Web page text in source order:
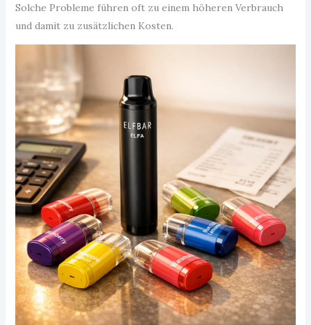
Solche Probleme führen oft zu einem höheren Verbrauch
und damit zu zusätzlichen Kosten.